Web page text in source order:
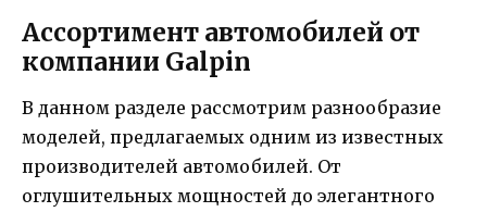
Ассортимент автомобилей от
компании Galpin
В данном разделе рассмотрим разнообразие
моделей, предлагаемых одним из известных
производителей автомобилей. От
оглушительных мощностей до элегантного